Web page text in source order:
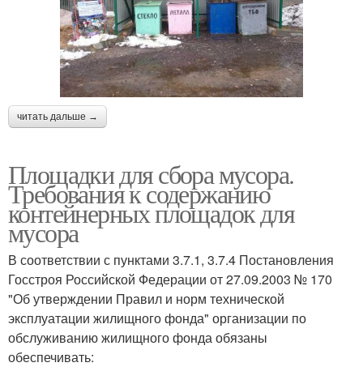
читать дальше →
Площадки для сбора мусора.
Требования к содержанию
контейнерных площадок для
мусора
В соответствии с пунктами 3.7.1, 3.7.4 Постановления
Госстроя Российской Федерации от 27.09.2003 № 170
"Об утверждении Правил и норм технической
эксплуатации жилищного фонда" организации по
обслуживанию жилищного фонда обязаны
обеспечивать: